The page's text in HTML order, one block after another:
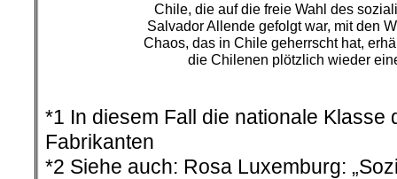
Chile, die auf die freie Wahl des
Salvador Allende gefolgt war, mit den
Chaos, das in Chile geherrscht hat,
die Chilenen plötzlich wieder
*1 In diesem Fall die nationale
Fabrikanten
*2 Siehe auch: Rosa Luxemburg: